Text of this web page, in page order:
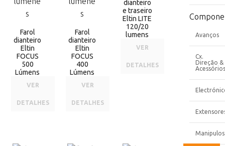
Farol
dianteiro
Eltin
FOCUS
500
Lúmens
VER
DETALHES
Farol
dianteiro
Eltin
FOCUS
400
Lúmens
VER
DETALHES
dianteiro
e traseiro
Eltin LITE
120/20
lumens
VER
DETALHES
Avanços
Cx.
Direção &
Acessórios
Manipulos